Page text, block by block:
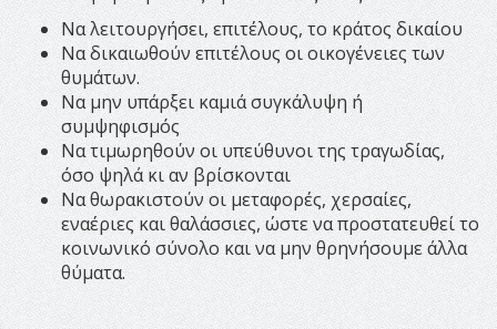
Να λειτουργήσει, επιτέλους, το κράτος δικαίου
Να δικαιωθούν επιτέλους οι οικογένειες των
θυμάτων.
Να μην υπάρξει καμιά συγκάλυψη ή
συμψηφισμός
Να τιμωρηθούν οι υπεύθυνοι της τραγωδίας,
όσο ψηλά κι αν βρίσκονται
Να θωρακιστούν οι μεταφορές, χερσαίες,
εναέριες και θαλάσσιες, ώστε να προστατευθεί το
κοινωνικό σύνολο και να μην θρηνήσουμε άλλα
θύματα.